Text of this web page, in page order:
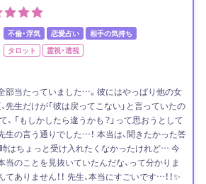
不倫・浮気 恋愛占い 相手の気持ち
タロット 霊視・透視
部当たっていました…。彼にはやっぱり他の女
生だけが「彼は戻ってこない」と言っていたの
、 「もしかしたら違うかも？」って思おうとして
生の言う通りでした…！ 本当は、聞きたかった答
時はちょっと受け入れたくなかったけれど… 今
当のことを見抜いていたんだな、って分かりま
ありません！！ 先生、本当にすごいです…！！✨